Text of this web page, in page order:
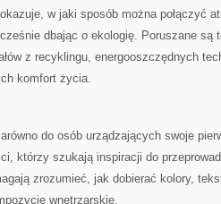
w jaki sposób można połączyć
dbając o ekologię. Poruszane są
z recyklingu, energooszczędnych
komfort życia.
do osób urządzających swoje
którzy szukają inspiracji do
zrozumieć, jak dobierać kolory,
wnętrzarskie.